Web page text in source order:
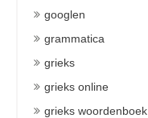
googlen
grammatica
grieks
grieks online
grieks woordenboek